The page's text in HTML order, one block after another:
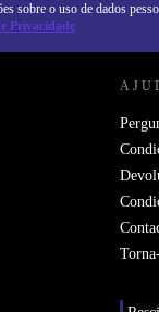
sobre o uso de dados
Privacidade
NEW.